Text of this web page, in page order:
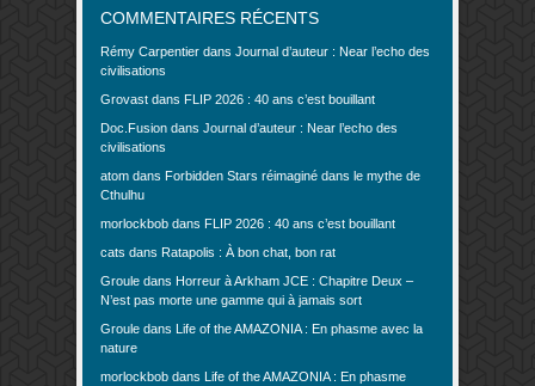
COMMENTAIRES RÉCENTS
Rémy Carpentier dans Journal d’auteur : Near l’echo des
civilisations
Grovast dans FLIP 2026 : 40 ans c’est bouillant
Doc.Fusion dans Journal d’auteur : Near l’echo des
civilisations
atom dans Forbidden Stars réimaginé dans le mythe de
Cthulhu
morlockbob dans FLIP 2026 : 40 ans c’est bouillant
cats dans Ratapolis : À bon chat, bon rat
Groule dans Horreur à Arkham JCE : Chapitre Deux –
N’est pas morte une gamme qui à jamais sort
Groule dans Life of the AMAZONIA : En phasme avec la
nature
morlockbob dans Life of the AMAZONIA : En phasme